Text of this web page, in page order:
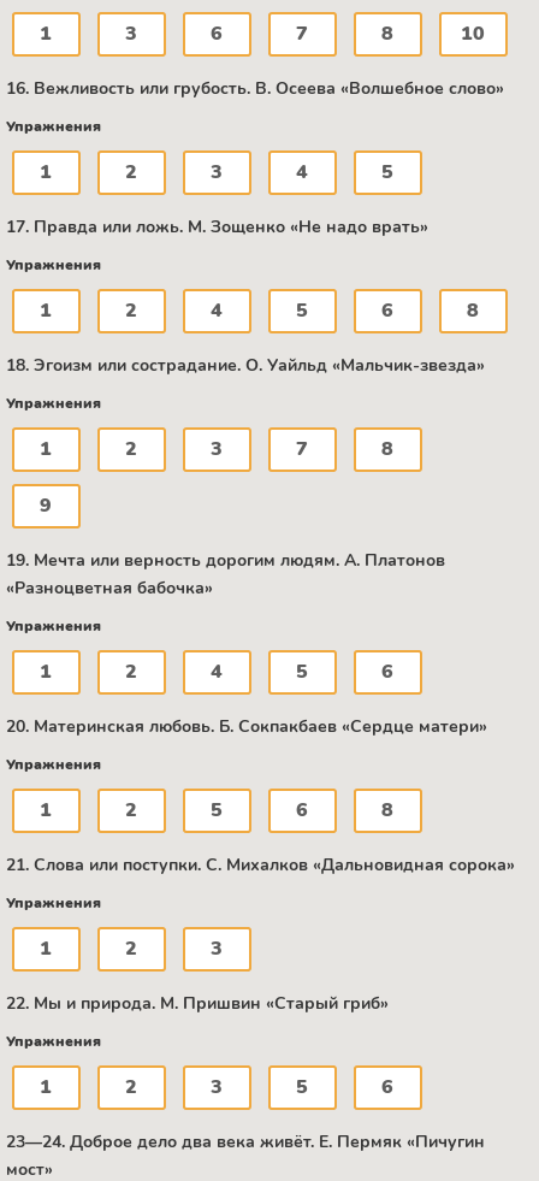
1 3 6 7 8 10
16. Вежливость или грубость. B. Осеева «Волшебное слово»
Упражнения
1 2 3 4 5
17. Правда или ложь. М. Зощенко «Не надо врать»
Упражнения
1 2 4 5 6 8
18. Эгоизм или сострадание. О. Уайльд «Мальчик-звезда»
Упражнения
1 2 3 7 8
9
19. Мечта или верность дорогим людям. А. Платонов
«Разноцветная бабочка»
Упражнения
1 2 4 5 6
20. Материнская любовь. Б. Сокпакбаев «Сердце матери»
Упражнения
1 2 5 6 8
21. Слова или поступки. C. Михалков «Дальновидная сорока»
Упражнения
1 2 3
22. Мы и природа. М. Пришвин «Старый гриб»
Упражнения
1 2 3 5 6
23—24. Доброе дело два века живёт. Е. Пермяк «Пичугин
мост»